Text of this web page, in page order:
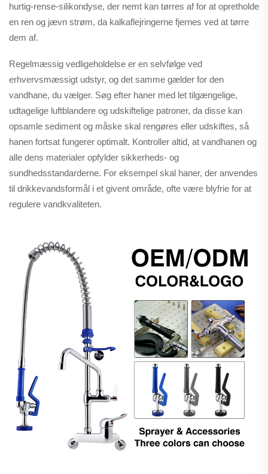
hurtig-rense-silikondyse, der nemt kan tørres af for at opretholde
en ren og jævn strøm, da kalkaflejringerne fjernes ved at tørre
dem af.
Regelmæssig vedligeholdelse er en selvfølge ved
erhvervsmæssigt udstyr, og det samme gælder for den
vandhane, du vælger. Søg efter haner med let tilgængelige,
udtagelige luftblandere og udskiftelige patroner, da disse kan
opsamle sediment og måske skal rengøres eller udskiftes, så
hanen fortsat fungerer optimalt. Kontroller altid, at vandhanen og
alle dens materialer opfylder sikkerheds- og
sundhedsstandarderne. For eksempel skal haner, der anvendes
til drikkevandsformål i et givent område, ofte være blyfrie for at
regulere vandkvaliteten.